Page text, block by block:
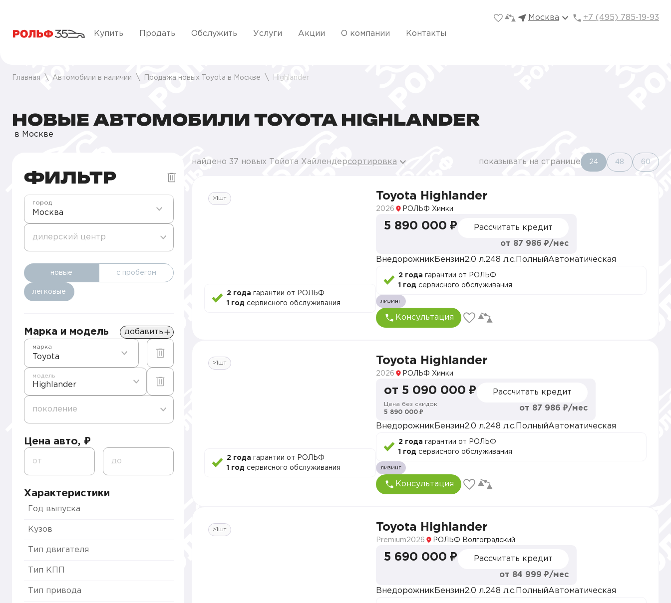
Москва +7 (495) 785-19-93
Купить Продать Обслужить Услуги Акции О компании Контакты
Главная Автомобили в наличии Продажа новых Toyota в Москве Highlander
НОВЫЕ АВТОМОБИЛИ TOYOTA HIGHLANDER
в Москве
ФИЛЬТР
Москва
город
дилерский центр
новые с пробегом
легковые
Марка и модель добавить
Toyota
марка
Highlander
модель
поколение
Цена авто, ₽
от до
Характеристики
Год выпуска
Кузов
Тип двигателя
Тип КПП
Тип привода
найдено 37 новых Тойота Хайлендерсортировка показывать на странице 24 48 60
>1шт
2 года гарантии от РОЛЬФ
1 год сервисного обслуживания
Toyota Highlander
2026 РОЛЬФ Химки
5 890 000 ₽ Рассчитать кредит
от 87 986 ₽/мес
Внедорожник Бензин2.0 л.248 л.с. ПолныйАвтоматическая
2 года гарантии от РОЛЬФ
1 год сервисного обслуживания
лизинг
Консультация
>1шт
2 года гарантии от РОЛЬФ
1 год сервисного обслуживания
Toyota Highlander
2026 РОЛЬФ Химки
от 5 090 000 ₽
Цена без скидок
5 890 000 ₽
Рассчитать кредит
от 87 986 ₽/мес
Внедорожник Бензин2.0 л.248 л.с. ПолныйАвтоматическая
2 года гарантии от РОЛЬФ
1 год сервисного обслуживания
лизинг
Консультация
>1шт Toyota Highlander
Premium2026 РОЛЬФ Волгоградский
5 690 000 ₽ Рассчитать кредит
от 84 999 ₽/мес
Внедорожник Бензин2.0 л.248 л.с. ПолныйАвтоматическая